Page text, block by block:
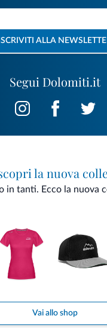
Segui Dolomiti.it
ISCRIVITI ALLA
la nuova
in tanti. Ecco la nuova
Vai allo shop